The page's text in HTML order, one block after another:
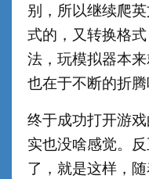
别，所以继续爬
式的，又转换格
法，玩模拟器本
也在于不断的折腾
终于成功打开游
实也没啥感觉。
了，就是这样，